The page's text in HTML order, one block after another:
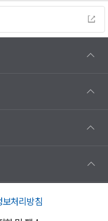
보처리방침